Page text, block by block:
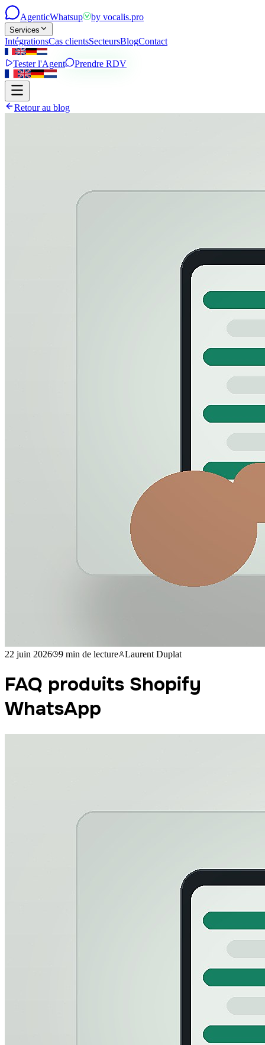
AgenticWhatsup by vocalis.pro
Services
IntégrationsCas clientsSecteursBlogContact
Tester l'Agent Prendre RDV
Retour au blog
22 juin 2026 9 min de lecture Laurent Duplat
FAQ produits Shopify
WhatsApp